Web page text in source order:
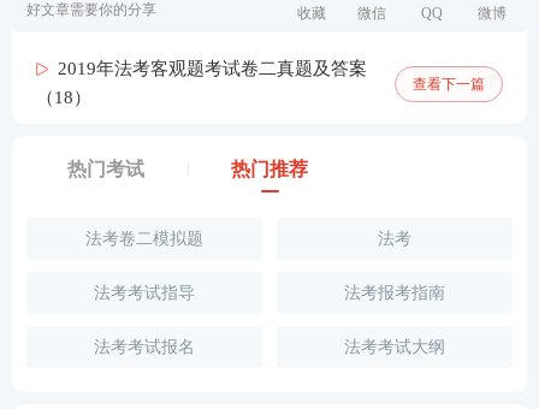
好文章需要你的分享
收藏 微信 QQ 微博
2019年法考客观题考试卷二真题及答案
（18）
查看下一篇
热门考试 热门推荐
法考卷二模拟题 法考
法考考试指导 法考报考指南
法考考试报名 法考考试大纲